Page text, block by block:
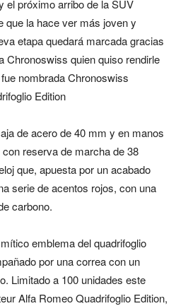
el próximo arribo de la SUV
que la hace ver más joven y
etapa quedará marcada gracias
Chronoswiss quien quiso rendirle
nombrada Chronoswiss
Edition
de acero de 40 mm y en manos
reserva de marcha de 38
que, apuesta por un acabado
serie de acentos rojos, con una
carbono.
emblema del quadrifoglio
por una correa con un
Limitado a 100 unidades este
Alfa Romeo Quadrifoglio Edition,